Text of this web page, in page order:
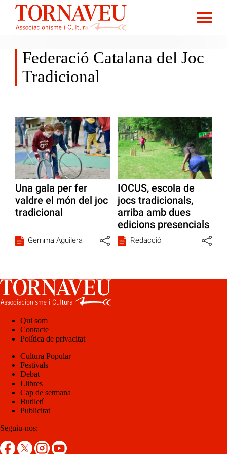
Federació Catalana del Joc
Tradicional
Una gala per fer
valdre el món del joc
tradicional
Gemma Aguilera
IOCUS, escola de
jocs tradicionals,
arriba amb dues
edicions presencials
Redacció
Qui som
Contacte
Política de privacitat
Cultura Popular
Festivals
Debat
Llibres
Cap de setmana
Butlletí
Publicitat
Seguiu-nos: